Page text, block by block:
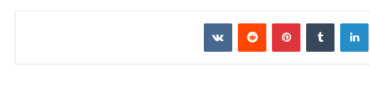
لينكدإن
‏Tumblr بينتيريست
‏Reddit
‏VKontakte